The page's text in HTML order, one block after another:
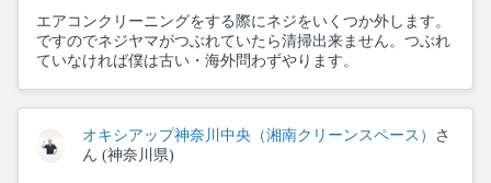
エアコンクリーニングをする際にネジをいくつか外します。
ですのでネジヤマがつぶれていたら清掃出来ません。つぶれ
ていなければ僕は古い・海外問わずやります。
オキシアップ神奈川中央（湘南クリーンスペース）
さ
ん (神奈川県)